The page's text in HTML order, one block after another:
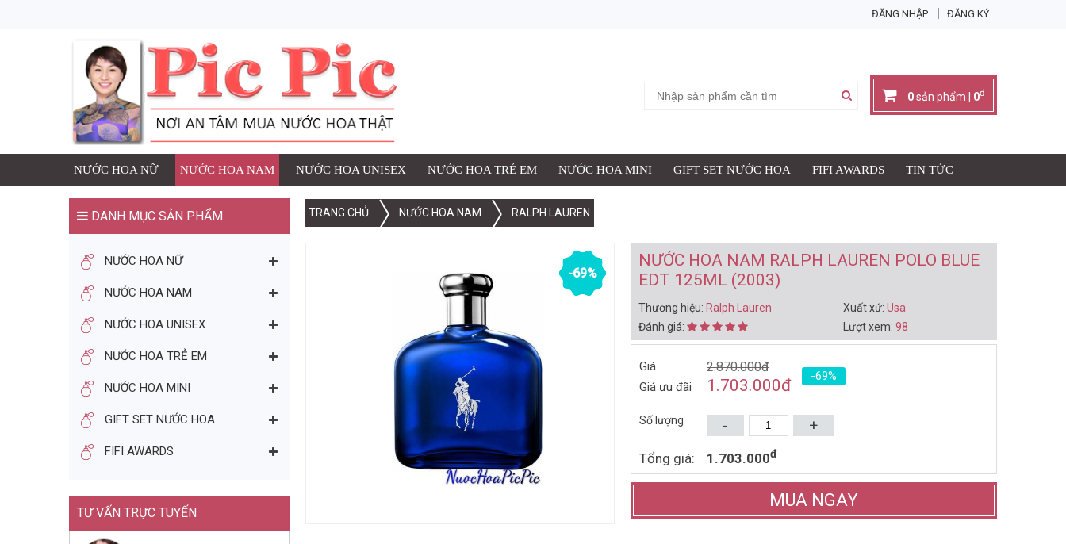
ĐĂNG NHẬP ĐĂNG KÝ
0sản phẩm | 0đ
NƯỚC HOA NỮ NƯỚC HOA NAM NƯỚC HOA UNISEX NƯỚC HOA TRẺ EM NƯỚC HOA MINI GIFT SET NƯỚC HOA FIFI AWARDS TIN TỨC
DANH MỤC SẢN PHẨM
NƯỚC HOA NỮ
NƯỚC HOA NAM
NƯỚC HOA UNISEX
NƯỚC HOA TRẺ EM
NƯỚC HOA MINI
GIFT SET NƯỚC HOA
FIFI AWARDS
TƯ VẤN TRỰC TUYẾN
TRANG CHỦ NƯỚC HOA NAM RALPH LAUREN
-69%
NƯỚC HOA NAM RALPH LAUREN POLO BLUE
EDT 125ML (2003)
Thương hiệu: Ralph Lauren Xuất xứ:Usa
Đánh giá:
Lượt xem:98
Giá 2.870.000đ
Giá ưu đãi 1.703.000đ -69%
Số lượng +
-
Tổng giá: 1.703.000đ
MUA NGAY
1 SẢN PHẨM ĐÃ ĐƯỢC THÊM VÀO GIỎ HÀNG
NƯỚC HOA NAM RALPH LAUREN POLO BLUE EDT 125ML (2003)
Thương hiệu: Ralph Lauren
Số lượng:
Giá: đ
TIẾP TỤC MUA HÀNG
BẠN CÓ THỂ THÍCH
KLEIN EUPHORIA MEN EDT
2.050.000đ
Mua ngay
NƯỚC HOA NAM CALVIN
KLEIN EUPHORIA MEN EDT
50ML (2006)1.050.000đ
Mua ngay
1.036.000đ
NƯỚC HOA NỮ ISSEY MIYAKE
L'EAU D'ISSEY EDT 100ML
2.660.000đ 1.693.000đ
Mua ngay